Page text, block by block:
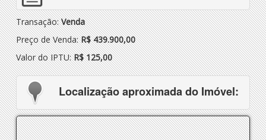
Transação:Venda
Preço de Venda:R$ 439.900,00
Valor do IPTU:R$ 125,00
Localização aproximada do Imóvel: